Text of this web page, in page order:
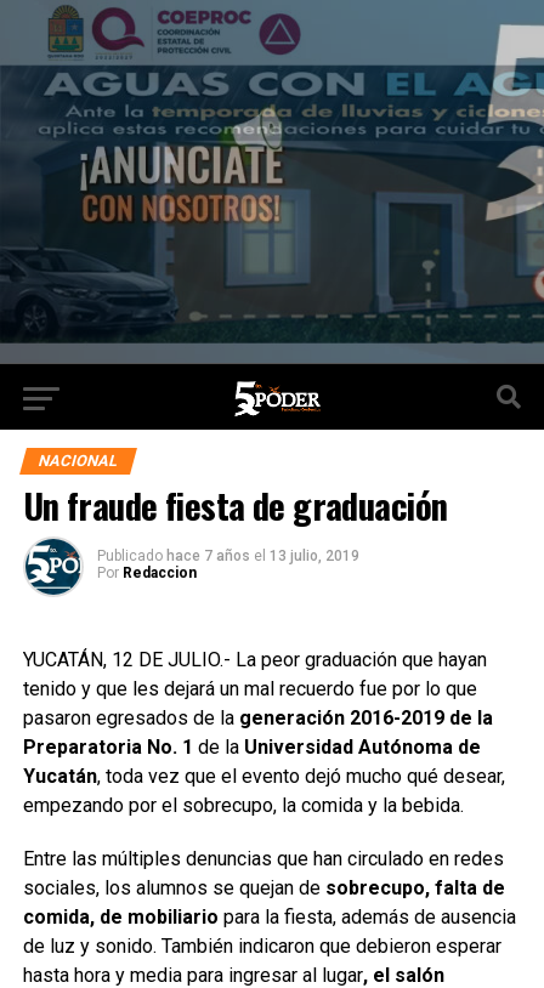
NACIONAL
Un fraude fiesta de graduación
Publicado hace 7 años el 13 julio, 2019
Por Redaccion
YUCATÁN, 12 DE JULIO.- La peor graduación que hayan
tenido y que les dejará un mal recuerdo fue por lo que
pasaron egresados de lageneración 2016-2019 de la
Preparatoria No. 1 de la Universidad Autónoma de
Yucatán, toda vez que el evento dejó mucho qué desear,
empezando por el sobrecupo, la comida y la bebida.
Entre las múltiples denuncias que han circulado en redes
sociales, los alumnos se quejan de sobrecupo, falta de
comida, de mobiliario para la fiesta, además de ausencia
de luz y sonido. También indicaron que debieron esperar
hasta hora y media para ingresar al lugar, el salón